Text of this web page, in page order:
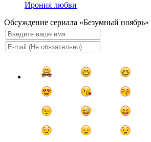
Ирония любви
Обсуждение сериала «Безумный ноябрь»